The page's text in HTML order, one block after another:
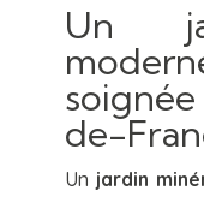
Un
de-
Un jardin